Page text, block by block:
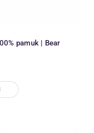
pamuk | Bear